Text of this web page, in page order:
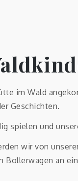
im Wald
Geschichten.
spielen und
wir von
Bollerwagen an